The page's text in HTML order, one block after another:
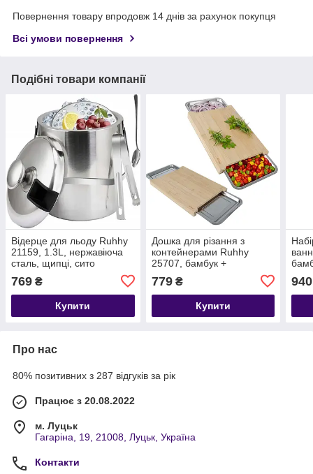
Повернення товару впродовж 14 днів за рахунок покупця
Всі умови повернення
Подібні товари компанії
Відерце для льоду Ruhhy
21159, 1.3L, нержавіюча
сталь, щипці, сито
769 ₴
Купити
Дошка для різання з
контейнерами Ruhhy
25707, бамбук +
40×28.5 см
779₴
Купити
940
Про нас
80% позитивних з 287 відгуків за рік
Працює з 20.08.2022
м. Луцьк
Гагаріна, 19, 21008, Луцьк, Україна
Контакти